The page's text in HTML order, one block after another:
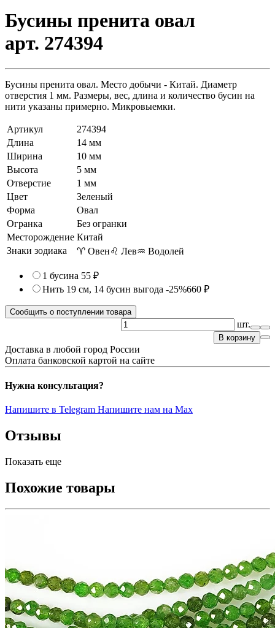
Бусины пренита овал
арт. 274394
Бусины пренита овал. Место добычи - Китай. Диаметр
отверстия 1 мм. Размеры, вес, длина и количество бусин на
нити указаны примерно. Микровыемки.
Артикул
274394
Длина
14 мм
Ширина
10 мм
Высота
5 мм
Отверстие
1 мм
Цвет
Зеленый
Форма
Овал
Огранка
Без огранки
Месторождение Китай
Знаки зодиака
♈ Овен♌ Лев♒ Водолей
1 бусина 55 ₽
Нить 19 см, 14 бусин выгода -25%660 ₽
Сообщить о поступлении товара
шт.
В корзину
Доставка в любой город России
Оплата банковской картой на сайте
Нужна консультация?
Напишите в Telegram Напишите нам на Max
Отзывы
Показать еще
Похожие товары